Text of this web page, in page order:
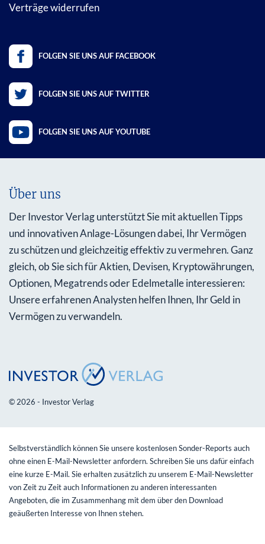
Verträge widerrufen
FOLGEN SIE UNS AUF FACEBOOK
FOLGEN SIE UNS AUF TWITTER
FOLGEN SIE UNS AUF YOUTUBE
Über uns
Der Investor Verlag unterstützt Sie mit aktuellen Tipps
und innovativen Anlage-Lösungen dabei, Ihr Vermögen
zu schützen und gleichzeitig effektiv zu vermehren. Ganz
gleich, ob Sie sich für Aktien, Devisen, Kryptowährungen,
Optionen, Megatrends oder Edelmetalle interessieren:
Unsere erfahrenen Analysten helfen Ihnen, Ihr Geld in
Vermögen zu verwandeln.
© 2026 - Investor Verlag
Selbstverständlich können Sie unsere kostenlosen Sonder-Reports auch
ohne einen E-Mail-Newsletter anfordern. Schreiben Sie uns dafür einfach
eine kurze E-Mail. Sie erhalten zusätzlich zu unserem E-Mail-Newsletter
von Zeit zu Zeit auch Informationen zu anderen interessanten
Angeboten, die im Zusammenhang mit dem über den Download
geäußerten Interesse von Ihnen stehen.